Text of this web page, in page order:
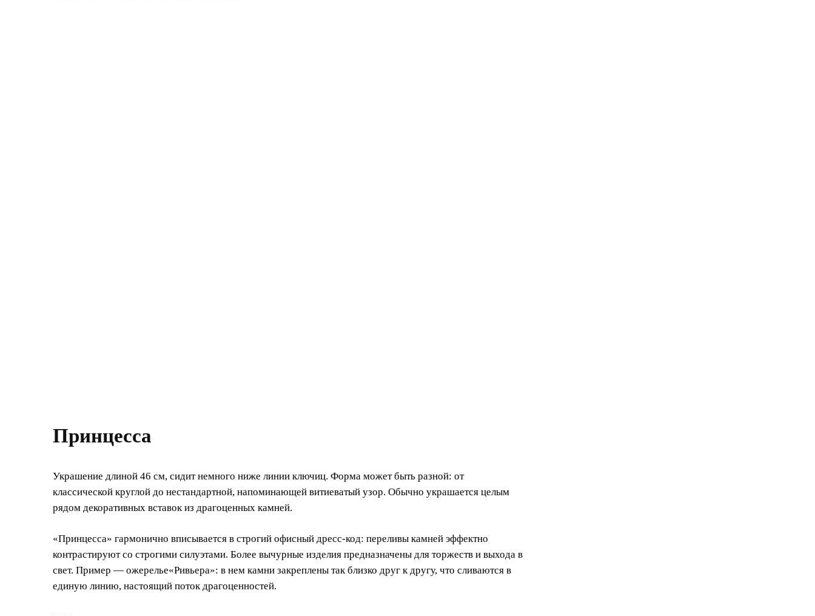
Принцесса
Украшение длиной 46 см, сидит немного ниже линии ключиц. Форма может быть разной: от
классической круглой до нестандартной, напоминающей витиеватый узор. Обычно украшается целым
рядом декоративных вставок из драгоценных камней.
«Принцесса» гармонично вписывается в строгий офисный дресс-код: переливы камней эффектно
контрастируют со строгими силуэтами. Более вычурные изделия предназначены для торжеств и выхода в
свет. Пример — ожерелье«Ривьера»: в нем камни закреплены так близко друг к другу, что сливаются в
единую линию, настоящий поток драгоценностей.